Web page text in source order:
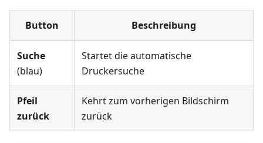
Button Beschreibung
Suche
(blau)
Startet die automatische
Druckersuche
Pfeil
zurück
Kehrt zum vorherigen Bildschirm
zurück